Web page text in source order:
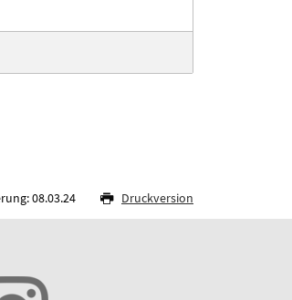
08.03.24 Druckversion